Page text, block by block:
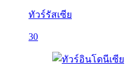
ทัวร์รัสเซีย
30